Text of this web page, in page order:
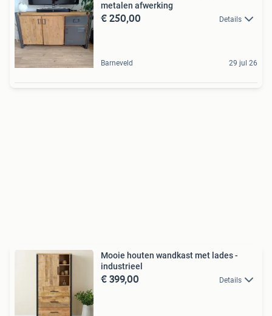
metalen afwerking
€ 250,00 Details
Barneveld 29 jul 26
Mooie houten wandkast met lades -
industrieel
€ 399,00 Details